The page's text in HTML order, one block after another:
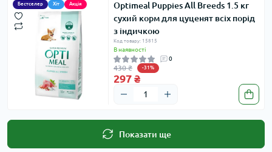
Бестселер Хіт Акція
Optimeal Puppies All Breeds 1.5 кг
сухий корм для цуценят всіх порід
з індичкою
Код товару: 15815
В наявності
0
430 ₴ -31%
297 ₴
Показати ще